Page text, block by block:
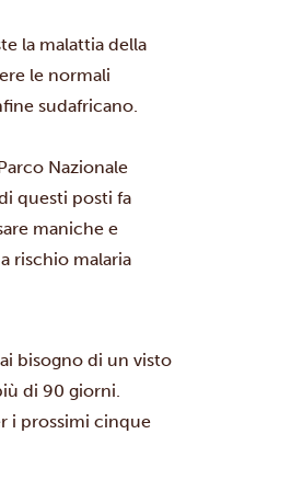
la malattia della
le normali
sudafricano.
Nazionale
questi posti fa
maniche e
rischio malaria
bisogno di un visto
di 90 giorni.
i prossimi cinque